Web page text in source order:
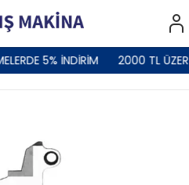
5% İNDİRİM 2000 TL